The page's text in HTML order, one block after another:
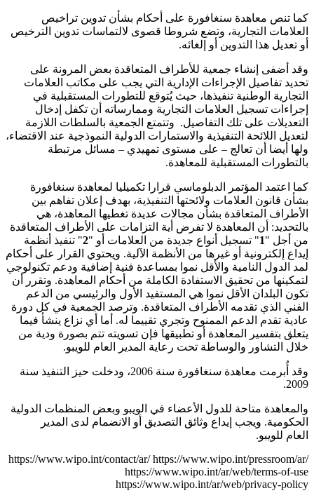
كما تنص معاهدة سنغافورة على أحكام بشأن تدوين تراخيص
العلامات التجارية، وتضع شروطا قصوى لالتماسات تدوين الترخيص
أو تعديل هذا التدوين أو إلغائه.
وقد أضفى إنشاء جمعية للأطراف المتعاقدة بعض المرونة على
تحديد تفاصيل الإجراءات الإدارية التي يجب على مكاتب العلامات
التجارية الوطنية تنفيذها، حيث يُتوقع للتطورات المستقبلية في
إجراءات تسجيل العلامات التجارية وممارساته أن تكفل إدخال
التعديلات على تلك التفاصيل. وتتمتع الجمعية بالسلطات اللازمة
لتعديل اللائحة التنفيذية والاستمارات الدولية النموذجية عند الاقتضاء،
ولها أيضا أن تعالج – على مستوى تمهيدي – مسائل مرتبطة
بالتطورات المستقبلية للمعاهدة.
كما اعتمد المؤتمر الدبلوماسي قرارا تكميليا لمعاهدة سنغافورة
بشأن قانون العلامات ولائحتها التنفيذية، بهدف إعلان تفاهم بين
الأطراف المتعاقدة بشأن مجالات عديدة تغطيها المعاهدة، هي
بالتحديد: أن المعاهدة لا تفرض أية التزامات على الأطراف المتعاقدة
من أجل "1" تسجيل أنواع جديدة من العلامات أو "2" تنفيذ أنظمة
إيداع إلكترونية أو غيرها من الأنظمة الآلية. ويحتوي القرار على أحكام
لمد الدول النامية والأقل نموا بمساعدة فنية إضافية ودعم تكنولوجي
لتمكينها من تحقيق الاستفادة الكاملة من أحكام المعاهدة. وتقرر أن
تكون البلدان الأقل نموا هي المستفيد الأول والرئيسي من الدعم
الفني الذي تقدمه الأطراف المتعاقدة. وترصد الجمعية في كل دورة
عادية تقدم الدعم الممنوح وتجري تقييما له. أما أي نزاع ينشأ فيما
يتعلق بتفسير المعاهدة أو تطبيقها فإن تسويته تتم بصورة ودية من
خلال التشاور والوساطة تحت رعاية المدير العام للويبو.
وقد أُبرمت معاهدة سنغافورة سنة 2006، ودخلت حيز التنفيذ سنة
2009.
والمعاهدة متاحة للدول الأعضاء في الويبو وبعض المنظمات الدولية
الحكومية. ويجب إيداع وثائق التصديق أو الانضمام لدى المدير
العام للويبو.
https://www.wipo.int/contact/ar/ https://www.wipo.int/pressroom/ar/
https://www.wipo.int/ar/web/terms-of-use
https://www.wipo.int/ar/web/privacy-policy